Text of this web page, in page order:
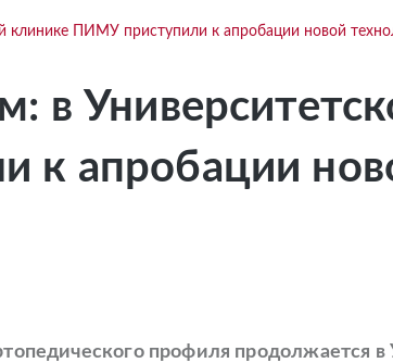
клинике ПИМУ приступили к апробации новой
в
к апробации
профиля продолжается в